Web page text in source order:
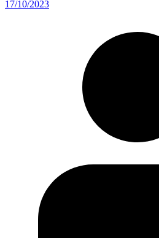
17/10/2023